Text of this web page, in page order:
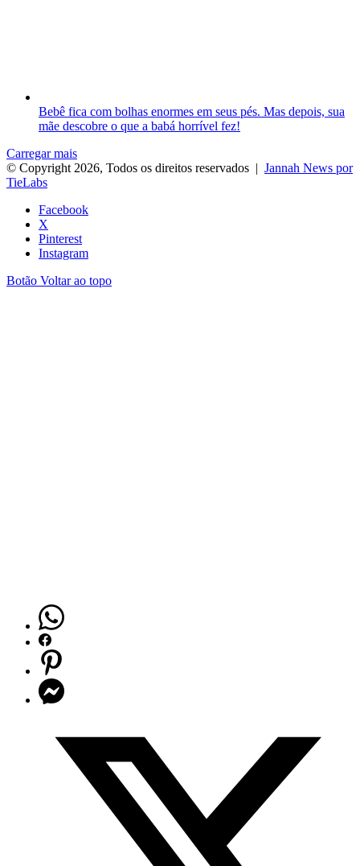
Bebê fica com bolhas enormes em seus pés. Mas depois, sua
mãe descobre o que a babá horrível fez!
Carregar mais
© Copyright 2026, Todos os direitos reservados | Jannah News por
TieLabs
Facebook
X
Pinterest
Instagram
Botão Voltar ao topo